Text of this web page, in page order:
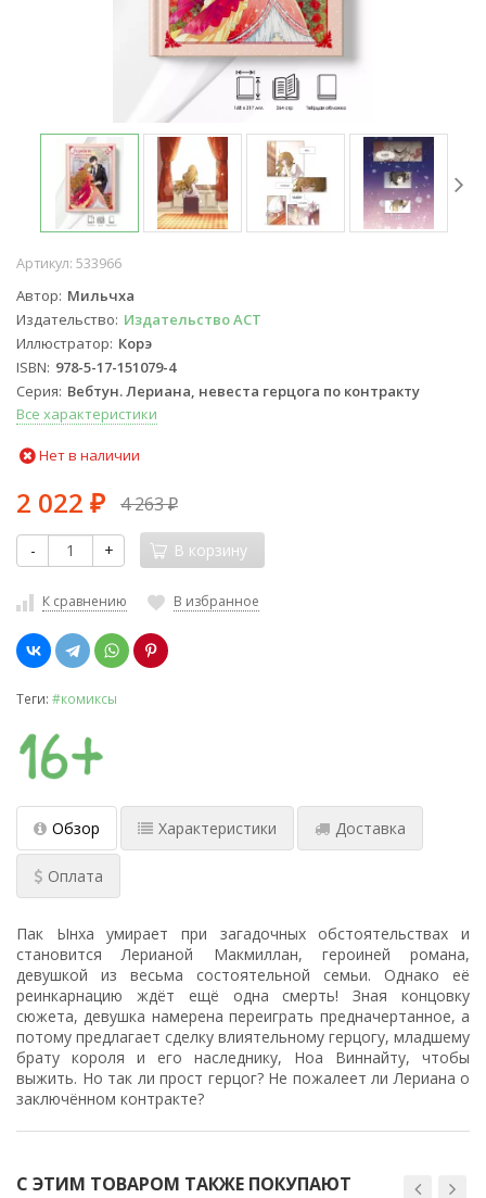
Артикул: 533966
Автор Мильчха
Издательство Издательство АСТ
Иллюстратор Корэ
ISBN 978-5-17-151079-4
Серия Вебтун. Лериана, невеста герцога по контракту
Все характеристики
Нет в наличии
2 022 ₽ 4 263₽
- + В корзину
К сравнению В избранное
Теги: #комиксы
Обзор Характеристики Доставка
Оплата
Пак Ынха умирает при загадочных обстоятельствах и
становится Лерианой Макмиллан, героиней романа,
девушкой из весьма состоятельной семьи. Однако её
реинкарнацию ждёт ещё одна смерть! Зная концовку
сюжета, девушка намерена переиграть предначертанное, а
потому предлагает сделку влиятельному герцогу, младшему
брату короля и его наследнику, Ноа Виннайту, чтобы
выжить. Но так ли прост герцог? Не пожалеет ли Лериана о
заключённом контракте?
С ЭТИМ ТОВАРОМ ТАКЖЕ ПОКУПАЮТ